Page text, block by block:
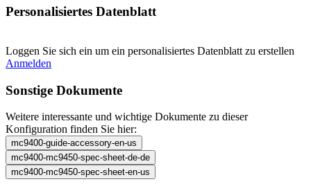
Personalisiertes Datenblatt
Loggen Sie sich ein um ein personalisiertes Datenblatt zu erstellen
Anmelden
Sonstige Dokumente
Weitere interessante und wichtige Dokumente zu dieser
Konfiguration finden Sie hier:
mc9400-guide-accessory-en-us
mc9400-mc9450-spec-sheet-de-de
mc9400-mc9450-spec-sheet-en-us